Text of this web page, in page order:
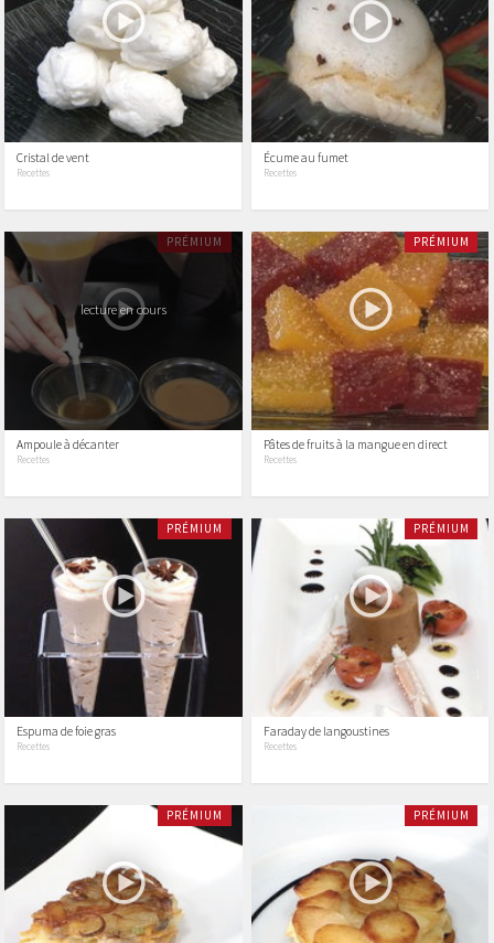
Cristal de vent
Recettes
Écume au fumet
Recettes
PRÉMIUM
Ampoule à décanter
Recettes
lecture en cours
PRÉMIUM
Pâtes de fruits à la mangue en direct
Recettes
PRÉMIUM
Espuma de foie gras
Recettes
PRÉMIUM
Faraday de langoustines
Recettes
PRÉMIUM PRÉMIUM